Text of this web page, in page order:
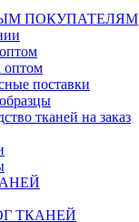
ПОКУПАТЕЛЯМ
оптом
поставки
тканей на заказ
ТКАНЕЙ